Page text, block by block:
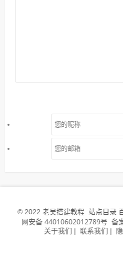
© 2022 老吴搭建教程 站点目录
网安备 44010602012789号 备
关于我们 | 联系我们 |